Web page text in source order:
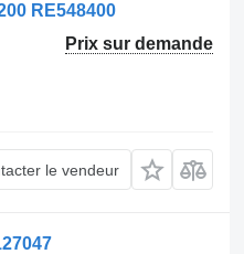
RE548400
Prix sur demande
le vendeur